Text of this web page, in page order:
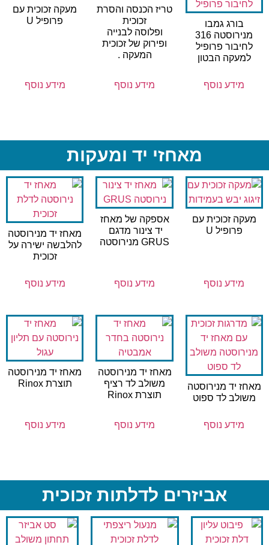
בורג גמבו
מנירוסטה 316
לחיבור פרופיל
למעקה הבטון
מידע נוסף
טריז הכנסה והסרת
זכוכית
ופלוסה לבנייה
ופירוק של זכוכית
המעקה .
מידע נוסף
מעקה זכוכית עם
פרופיל U
מידע נוסף
מאחזי יד ומעקות
מעקה זכוכית עם
פרופיל U
מידע נוסף
אספקה של מאחז
יד צינור מדגם
GRUS מנירוסטה
מידע נוסף
מאחז יד מנירוסטה
להלבשה ישירה על
זכוכית
מידע נוסף
מאחז יד מנירוסטה
משולב לד ספוט
מידע נוסף
מאחז יד מנירוסטה
משולב לד רציף
תוצרת Rinox
מידע נוסף
מאחז יד מנירוסטה
תוצרת Rinox
מידע נוסף
אביזרים לדלתות זכוכית